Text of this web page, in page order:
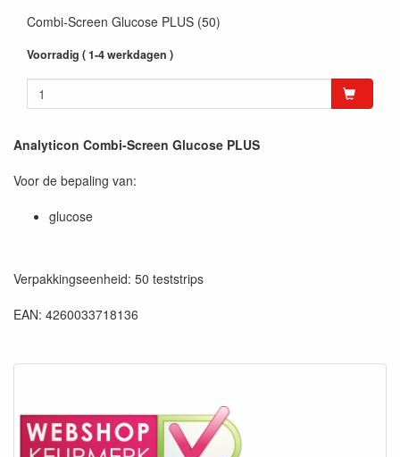
Combi-Screen Glucose PLUS (50)
Voorradig ( 1-4 werkdagen )
Analyticon Combi-Screen Glucose PLUS
Voor de bepaling van:
glucose
Verpakkingseenheid: 50 teststrips
EAN: 4260033718136